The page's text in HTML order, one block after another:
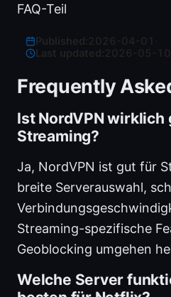
FAQ-Teil
Last updated:
Frequently
Ist NordVPN wirklich
Streaming?
Ja, NordVPN ist gut für
breite Serverauswahl,
Streaming-spezifische
Geoblocking umgehen
Welche Server